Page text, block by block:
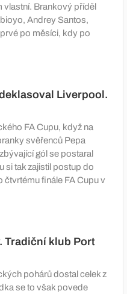
vlastní. Brankový příděl
Andrey Santos,
po měsíci, kdy po
Liverpool.
FA Cupu, když na
svěřenců Pepa
gól se postaral
si tak zajistil postup do
čtvrtému finále FA Cupu v
Tradiční klub Port
pohárů dostal celek z
se to však povede